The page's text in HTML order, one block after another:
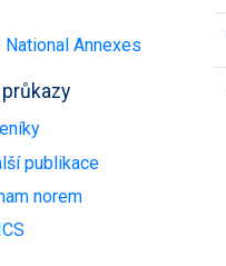
Annexes
publikace
norem